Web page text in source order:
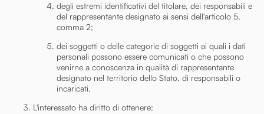
degli estremi identificativi del titolare, dei responsabili e
del rappresentante designato ai sensi dell'articolo 5,
comma 2;
dei soggetti o delle categorie di soggetti ai quali i dati
personali possono essere comunicati o che possono
venirne a conoscenza in qualità di rappresentante
designato nel territorio dello Stato, di responsabili o
incaricati.
L'interessato ha diritto di ottenere: